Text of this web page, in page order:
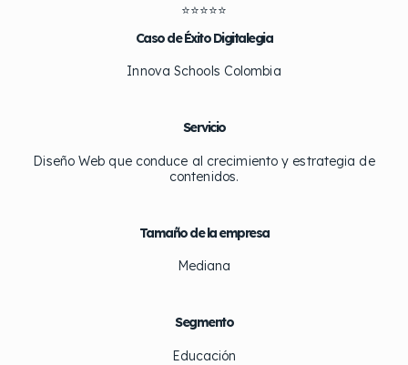
⭐⭐⭐⭐⭐
Caso de Éxito Digitalegia
Innova Schools Colombia
Servicio
Diseño Web que conduce al crecimiento y estrategia de
contenidos.
Tamaño de la empresa
Mediana
Segmento
Educación